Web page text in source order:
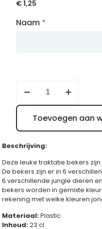
€1,25
Naam *
beker
Toevoegen aan
Beschrijving:
Deze leuke traktatie bekers
De bekers zijn er in 6
6 verschillende jungle dieren
bekers worden in gemixte
rekening met welke kleuren
Materiaal:Plastic
Inhoud:23 cl